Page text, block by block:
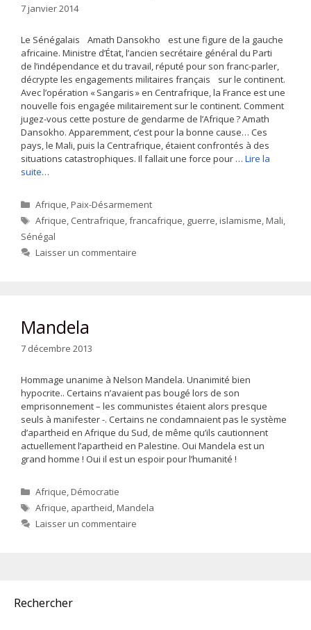
7 janvier 2014
Le Sénégalais Amath Dansokho est une figure de la gauche
africaine. Ministre d’État, l’ancien secrétaire général du Parti
de l’indépendance et du travail, réputé pour son franc-parler,
décrypte les engagements militaires français sur le continent.
Avec l’opération « Sangaris » en Centrafrique, la France est une
nouvelle fois engagée militairement sur le continent. Comment
jugez-vous cette posture de gendarme de l’Afrique ? Amath
Dansokho. Apparemment, c’est pour la bonne cause… Ces
pays, le Mali, puis la Centrafrique, étaient confrontés à des
situations catastrophiques. Il fallait une force pour … Lire la
suite…
Catégories
Afrique,Paix-Désarmement
Étiquettes
Afrique, Centrafrique,francafrique, guerre,islamisme,Mali,
Sénégal
Laisser un commentaire
Mandela
7 décembre 2013
Hommage unanime à Nelson Mandela. Unanimité bien
hypocrite.. Certains n’avaient pas bougé lors de son
emprisonnement – les communistes étaient alors presque
seuls à manifester -. Certains ne condamnaient pas le système
d’apartheid en Afrique du Sud, de même qu’ils cautionnent
actuellement l’apartheid en Palestine. Oui Mandela est un
grand homme ! Oui il est un espoir pour l’humanité !
Catégories
Afrique,Démocratie
Étiquettes
Afrique, apartheid,Mandela
Laisser un commentaire
Rechercher